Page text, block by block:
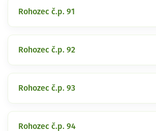
Rohozec č.p. 91
Rohozec č.p. 92
Rohozec č.p. 93
Rohozec č.p. 94